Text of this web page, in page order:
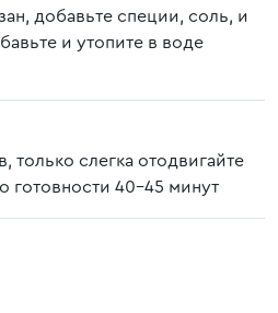
добавьте специи, соль, и
и утопите в воде
только слегка отодвигайте
готовности 40-45 минут